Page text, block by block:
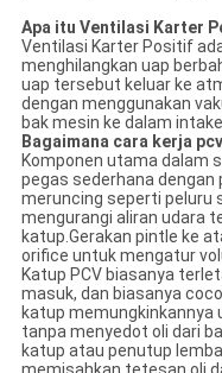
Apa itu Ventilasi Karter
Ventilasi Karter Positif
menghilangkan uap
uap tersebut keluar ke
dengan menggunakan
bak mesin ke dalam
Bagaimana cara kerja
Komponen utama dalam
pegas sederhana dengan
meruncing seperti peluru
mengurangi aliran udara
katup.Gerakan pintle ke
orifice untuk mengatur
Katup PCV biasanya
masuk, dan biasanya
katup memungkinkannya
tanpa menyedot oli dari
katup atau penutup